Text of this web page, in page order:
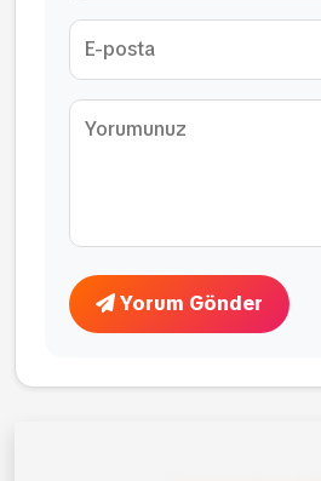
Yorum Gönder